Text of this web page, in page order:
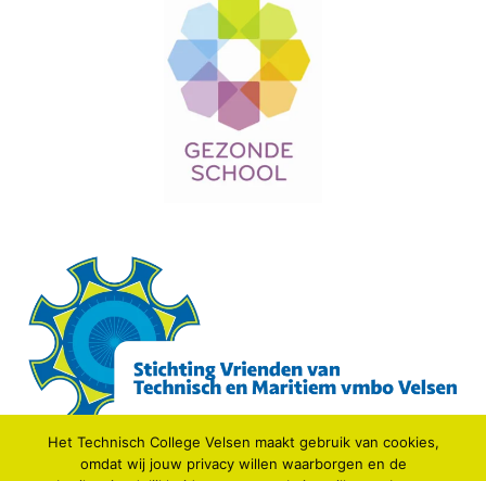
Het Technisch College Velsen maakt gebruik van cookies,
omdat wij jouw privacy willen waarborgen en de